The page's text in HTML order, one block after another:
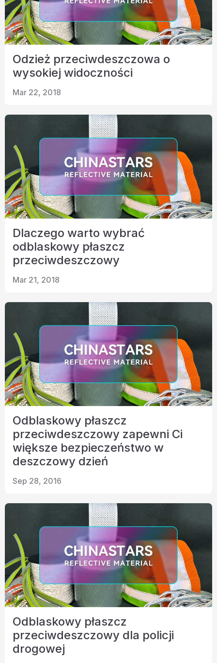
Odzież przeciwdeszczowa o
wysokiej widoczności
Mar 22, 2018
Dlaczego warto wybrać
odblaskowy płaszcz
przeciwdeszczowy
Mar 21, 2018
Odblaskowy płaszcz
przeciwdeszczowy zapewni Ci
większe bezpieczeństwo w
deszczowy dzień
Sep 28, 2016
Odblaskowy płaszcz
przeciwdeszczowy dla policji
drogowej